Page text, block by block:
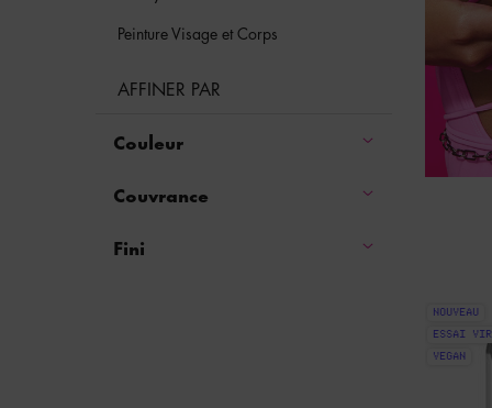
Peinture Visage et Corps
AFFINER PAR
Couleur
Couvrance
Fini
NOUVEAU
ESSAI
VEGAN